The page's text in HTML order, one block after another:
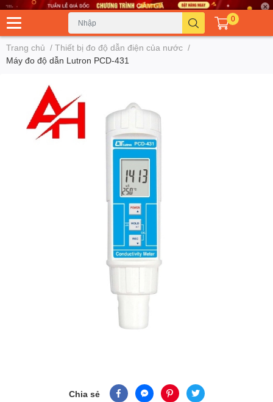
0
Trang chủ / Thiết bị đo độ dẫn điện của nước /
Máy đo độ dẫn Lutron PCD-431
Chia sẻ